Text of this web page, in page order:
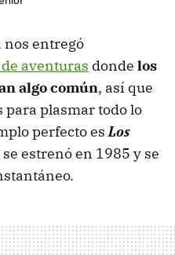
nos entregó
aventuras donde los
algo común, así que
plasmar todo lo
perfecto esLos
estrenó en 1985 y se